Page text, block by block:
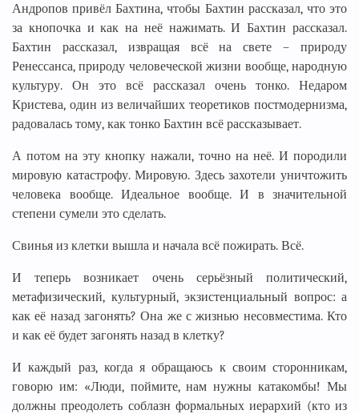
Андропов привёл Бахтина, чтобы Бахтин рассказал, что это
за кнопочка и как на неё нажимать. И Бахтин рассказал.
Бахтин рассказал, извращая всё на свете – природу
Ренессанса, природу человеческой жизни вообще, народную
культуру. Он это всё рассказал очень тонко. Недаром
Кристева, один из величайших теоретиков постмодернизма,
радовалась тому, как тонко Бахтин всё рассказывает.
А потом на эту кнопку нажали, точно на неё. И породили
мировую катастрофу. Мировую. Здесь захотели уничтожить
человека вообще. Идеальное вообще. И в значительной
степени сумели это сделать.
Свинья из клетки вышла и начала всё пожирать. Всё.
И теперь возникает очень серьёзный политический,
метафизический, культурный, экзистенциальный вопрос: а
как её назад загонять? Она же с жизнью несовместима. Кто
и как её будет загонять назад в клетку?
И каждый раз, когда я обращаюсь к своим сторонникам,
говорю им: «Люди, поймите, нам нужны катакомбы! Мы
должны преодолеть соблазн формальных иерархий (кто из